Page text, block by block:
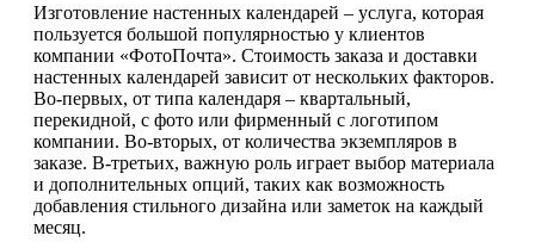
Изготовление настенных календарей – услуга, которая
пользуется большой популярностью у клиентов
компании «ФотоПочта». Стоимость заказа и доставки
настенных календарей зависит от нескольких факторов.
Во-первых, от типа календаря – квартальный,
перекидной, с фото или фирменный с логотипом
компании. Во-вторых, от количества экземпляров в
заказе. В-третьих, важную роль играет выбор материала
и дополнительных опций, таких как возможность
добавления стильного дизайна или заметок на каждый
месяц.